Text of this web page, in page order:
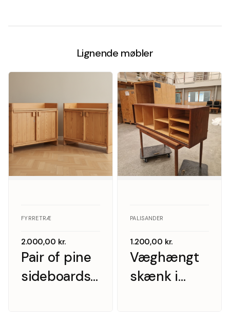
Lignende møbler
Pair of pine
sideboards
FYRRETRÆ
2.000,00 kr.
Væghængt
skænk i
PALISANDER
1.200,00 kr.